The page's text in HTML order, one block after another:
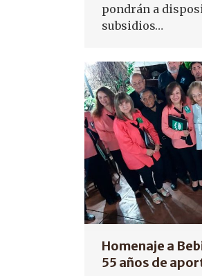
pondrán a
subsidios…
Homenaje a
55 años de